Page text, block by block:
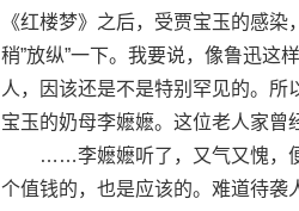
《红楼梦》之后，受贾宝玉的感
稍”放纵”一下。我要说，像鲁迅这
人，因该还是不是特别罕见的。
宝玉的奶母李嬷嬷。这位老人家曾
……李嬷嬷听了，又气又愧，便
个值钱的，也是应该的。难道待袭